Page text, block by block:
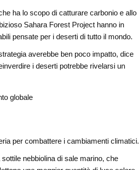
ha lo scopo di catturare carbonio e allo
Sahara Forest Project hanno in
pensate per i deserti di tutto il mondo.
averebbe ben poco impatto, dice
i deserti potrebbe rivelarsi un
per combattere i cambiamenti climatici.
nebbiolina di sale marino, che